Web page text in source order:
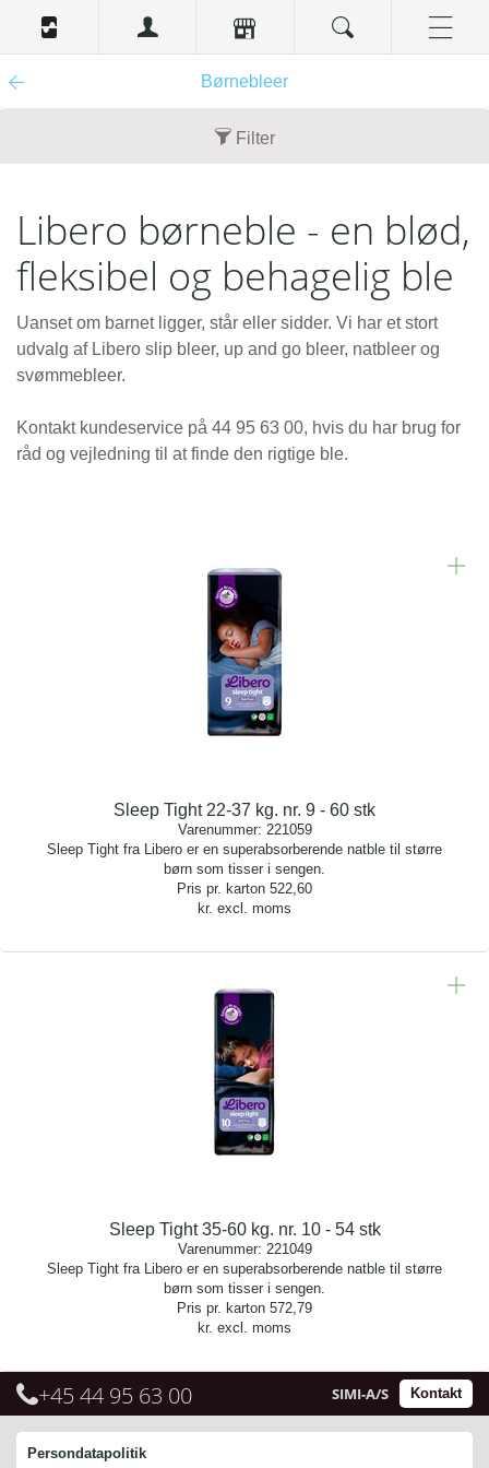
Børnebleer
Filter
Nyhed
Tilbud
Nej (2)
Libero børneble - en blød,
fleksibel og behagelig ble
Uanset om barnet ligger, står eller sidder. Vi har et stort
udvalg af Libero slip bleer, up and go bleer, natbleer og
svømmebleer.
Kontakt kundeservice på 44 95 63 00, hvis du har brug for
råd og vejledning til at finde den rigtige ble.
Sleep Tight 22-37 kg. nr. 9 - 60 stk
Varenummer: 221059
Sleep Tight fra Libero er en superabsorberende natble til større
børn som tisser i sengen.
Pris pr. karton 522,60
kr. excl. moms
Sleep Tight 35-60 kg. nr. 10 - 54 stk
Varenummer: 221049
Sleep Tight fra Libero er en superabsorberende natble til større
børn som tisser i sengen.
Pris pr. karton 572,79
kr. excl. moms
+45 44 95 63 00 Kontakt
SIMI-A/S
Persondatapolitik